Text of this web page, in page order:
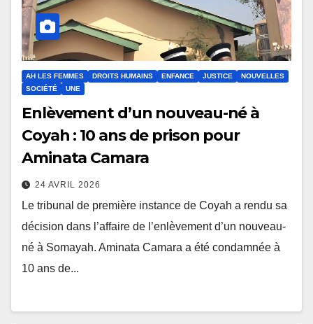
AH LES FEMMES DROITS HUMAINS ENFANCE JUSTICE
NOUVELLES
SOCIÉTÉ
UNE
Enlèvement d’un nouveau-né à
Coyah : 10 ans de prison pour
Aminata Camara
24 AVRIL 2026
Le tribunal de première instance de Coyah a rendu sa
décision dans l’affaire de l’enlèvement d’un nouveau-
né à Somayah. Aminata Camara a été condamnée à
10 ans de...